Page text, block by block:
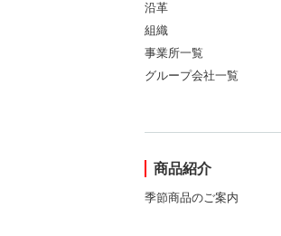
沿革
組織
事業所一覧
グループ会社一覧
商品紹介
季節商品のご案内